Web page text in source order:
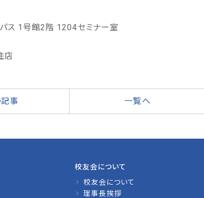
ス 1号館2階 1204セミナー室
店
事 一覧へ
校友会について
校友会について
理事長挨拶